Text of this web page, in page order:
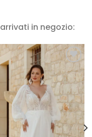
arrivati in negozio:
AGGIUNGI
ALLA TUA
LISTA DEI
DESIDERI